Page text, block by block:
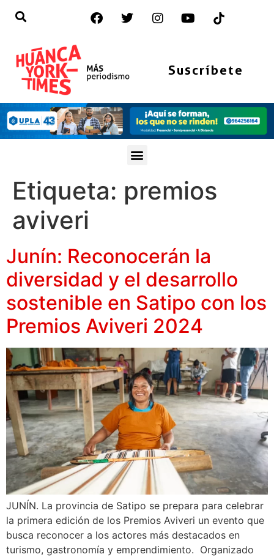
Suscríbete
Etiqueta: premios
aviveri
Junín: Reconocerán la
diversidad y el desarrollo
sostenible en Satipo con los
Premios Aviveri 2024
JUNÍN. La provincia de Satipo se prepara para celebrar
la primera edición de los Premios Aviveri un evento que
busca reconocer a los actores más destacados en
turismo, gastronomía y emprendimiento. Organizado